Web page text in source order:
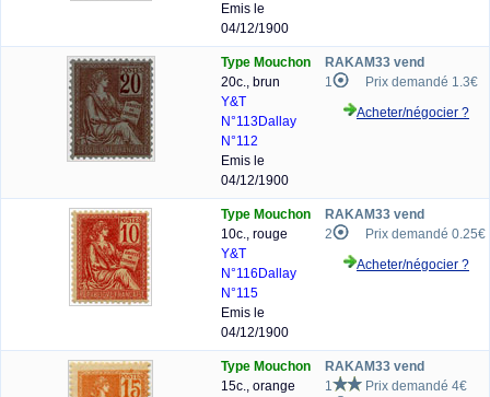
Emis le
04/12/1900
Type Mouchon
20c., brun
Y&T
N°113Dallay
N°112
Emis le
04/12/1900
RAKAM33 vend
1
Prix demandé 1.3€
Acheter/négocier ?
Type Mouchon
10c., rouge
Y&T
N°116 Dallay
N°115
Emis le
04/12/1900
RAKAM33 vend
2
Prix demandé 0.25€
Acheter/négocier ?
Type Mouchon
15c., orange
RAKAM33 vend
1
Prix demandé 4€